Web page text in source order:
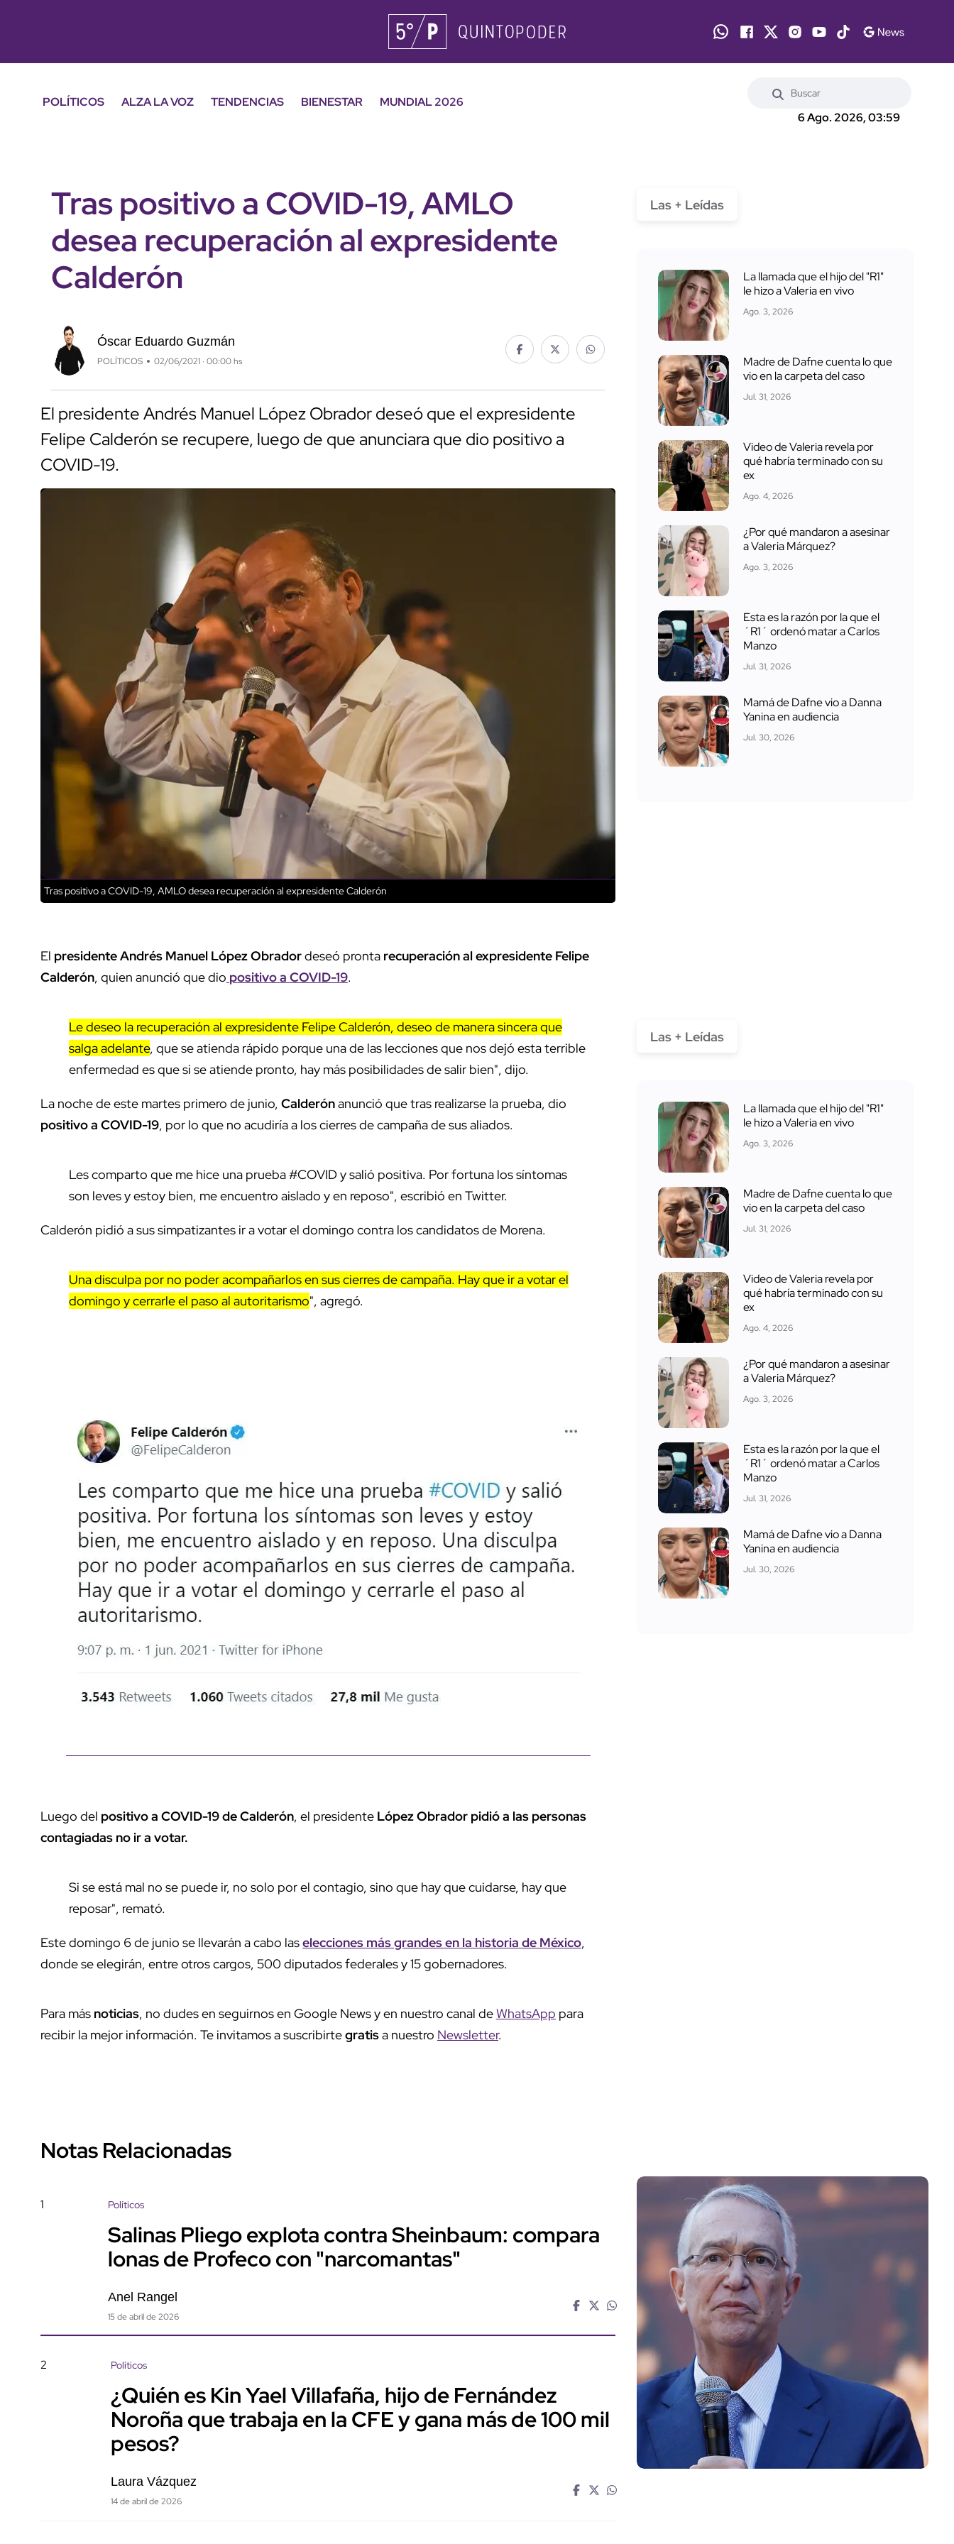
POLÍTICOS ALZA LA VOZ TENDENCIAS BIENESTAR
MUNDIAL 2026
6 Ago. 2026, 03:59
Tras positivo a COVID-19, AMLO
desea recuperación al expresidente
Calderón
Óscar Eduardo Guzmán
POLÍTICOS 02/06/2021 · 00:00 hs
El presidente Andrés Manuel López Obrador deseó que el expresidente
Felipe Calderón se recupere, luego de que anunciara que dio positivo a
COVID-19.
Tras positivo a COVID-19, AMLO desea recuperación al expresidente Calderón
El presidente Andrés Manuel López Obradordeseó pronta recuperación al expresidente Felipe
Calderón, quien anunció que dio positivo a COVID-19.
Le deseo la recuperación al expresidente Felipe Calderón, deseo de manera sincera que
salga adelante, que se atienda rápido porque una de las lecciones que nos dejó esta terrible
enfermedad es que si se atiende pronto, hay más posibilidades de salir bien", dijo.
La noche de este martes primero de junio, Calderónanunció que tras realizarse la prueba, dio
positivo a COVID-19, por lo que no acudiría a los cierres de campaña de sus aliados.
Les comparto que me hice una prueba #COVID y salió positiva. Por fortuna los síntomas
son leves y estoy bien, me encuentro aislado y en reposo", escribió en Twitter.
Calderón pidió a sus simpatizantes ir a votar el domingo contra los candidatos de Morena.
Una disculpa por no poder acompañarlos en sus cierres de campaña. Hay que ir a votar el
domingo y cerrarle el paso al autoritarismo", agregó.
Luego del positivo a COVID-19 de Calderón, el presidente López Obrador pidió a las personas
contagiadas no ir a votar.
Si se está mal no se puede ir, no solo por el contagio, sino que hay que cuidarse, hay que
reposar", remató.
Este domingo 6 de junio se llevarán a cabo laselecciones más grandes en la historia de México,
donde se elegirán, entre otros cargos, 500 diputados federales y 15 gobernadores.
Para más noticias, no dudes en seguirnos en Google News y en nuestro canal deWhatsApp para
recibir la mejor información. Te invitamos a suscribirtegratisa nuestro Newsletter.
Notas Relacionadas
1 Políticos
Salinas Pliego explota contra Sheinbaum: compara
lonas de Profeco con "narcomantas"
Anel Rangel
15 de abril de 2026
2 Políticos
¿Quién es Kin Yael Villafaña, hijo de Fernández
Noroña que trabaja en la CFE y gana más de 100 mil
pesos?
Laura Vázquez
14 de abril de 2026
Las + Leídas
La llamada que el hijo del "R1"
le hizo a Valeria en vivo
Ago. 3, 2026
Madre de Dafne cuenta lo que
vio en la carpeta del caso
Jul. 31, 2026
Video de Valeria revela por
qué habría terminado con su
ex
Ago. 4, 2026
¿Por qué mandaron a asesinar
a Valeria Márquez?
Ago. 3, 2026
Esta es la razón por la que el
´R1´ ordenó matar a Carlos
Manzo
Jul. 31, 2026
Mamá de Dafne vio a Danna
Yanina en audiencia
Jul. 30, 2026
Las + Leídas
La llamada que el hijo del "R1"
le hizo a Valeria en vivo
Ago. 3, 2026
Madre de Dafne cuenta lo que
vio en la carpeta del caso
Jul. 31, 2026
Video de Valeria revela por
qué habría terminado con su
ex
Ago. 4, 2026
¿Por qué mandaron a asesinar
a Valeria Márquez?
Ago. 3, 2026
Esta es la razón por la que el
´R1´ ordenó matar a Carlos
Manzo
Jul. 31, 2026
Mamá de Dafne vio a Danna
Yanina en audiencia
Jul. 30, 2026